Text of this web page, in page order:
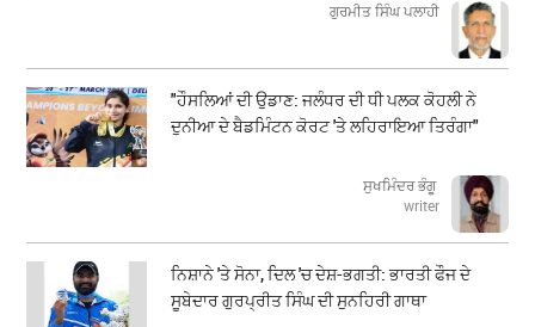
ਗੁਰਮੀਤ ਸਿੰਘ ਪਲਾਹੀ
"ਹੌਸਲਿਆਂ ਦੀ ਉਡਾਣ: ਜਲੰਧਰ ਦੀ ਧੀ ਪਲਕ ਕੋਹਲੀ ਨੇ
ਦੁਨੀਆ ਦੇ ਬੈਡਮਿੰਟਨ ਕੋਰਟ 'ਤੇ ਲਹਿਰਾਇਆ ਤਿਰੰਗਾ"
ਸੁਖਮਿੰਦਰ ਭੰਗੂ
writer
ਨਿਸ਼ਾਨੇ 'ਤੇ ਸੋਨਾ, ਦਿਲ 'ਚ ਦੇਸ਼-ਭਗਤੀ: ਭਾਰਤੀ ਫੌਜ ਦੇ
ਸੂਬੇਦਾਰ ਗੁਰਪ੍ਰੀਤ ਸਿੰਘ ਦੀ ਸੁਨਹਿਰੀ ਗਾਥਾ